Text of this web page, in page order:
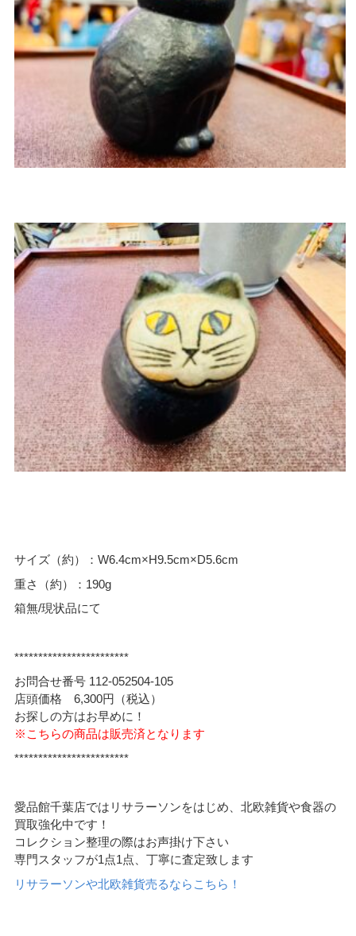
サイズ（約）：W6.4cm×H9.5cm×D5.6cm
重さ（約）：190g
箱無/現状品にて
************************
お問合せ番号 112-052504-105
店頭価格 6,300円（税込）
お探しの方はお早めに！
※こちらの商品は販売済となります
************************
愛品館千葉店ではリサラーソンをはじめ、北欧雑貨や食器の
買取強化中です！
コレクション整理の際はお声掛け下さい
専門スタッフが1点1点、丁寧に査定致します
リサラーソンや北欧雑貨売るならこちら！